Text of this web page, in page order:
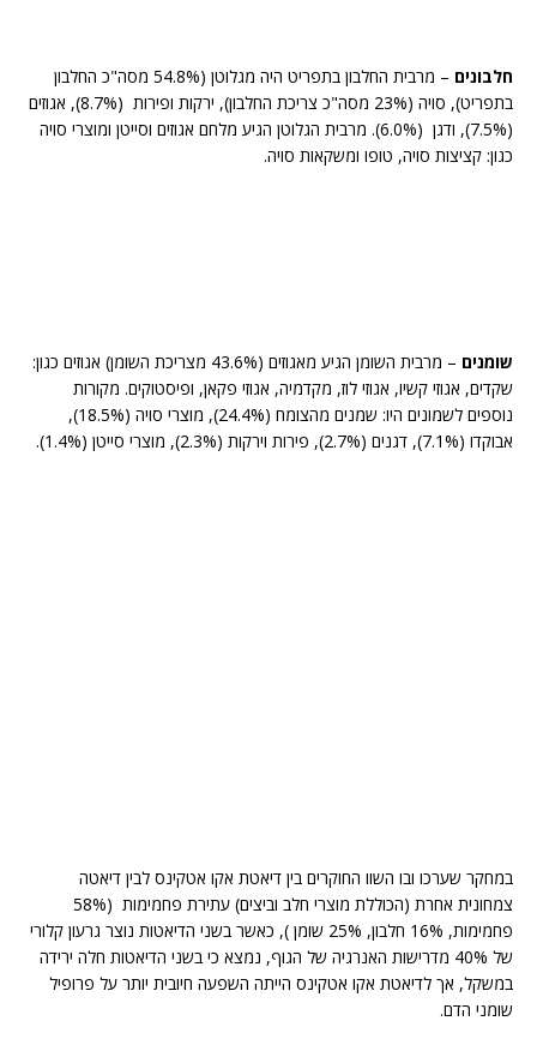
חלבונים
– מרבית החלבון בתפריט היה מגלוטן (54.8% מסה"כ החלבון
בתפריט), סויה (23% מסה"כ צריכת החלבון), ירקות ופירות (8.7%), אגוזים
(7.5%), ודגן (6.0%). מרבית הגלוטן הגיע מלחם אגוזים וסייטן ומוצרי סויה
כגון: קציצות סויה, טופו ומשקאות סויה.
שומנים
– מרבית השומן הגיע מאגוזים (43.6% מצריכת השומן) אגוזים כגון:
שקדים, אגוזי קשיו, אגוזי לוז, מקדמיה, אגוזי פקאן, ופיסטוקים. מקורות
נוספים לשמונים היו: שמנים מהצומח (24.4%), מוצרי סויה (18.5%),
אבוקדו (7.1%), דגנים (2.7%), פירות וירקות (2.3%), מוצרי סייטן (1.4%).
במחקר שערכו ובו השוו החוקרים בין דיאטת אקו אטקינס לבין דיאטה
צמחונית אחרת (הכוללת מוצרי חלב וביצים) עתירת פחמימות (58%
פחמימות, 16% חלבון, 25% שומן ), כאשר בשני הדיאטות נוצר גרעון קלורי
של 40% מדרישות האנרגיה של הגוף, נמצא כי בשני הדיאטות חלה ירידה
במשקל, אך לדיאטת אקו אטקינס הייתה השפעה חיובית יותר על פרופיל
שומני הדם.